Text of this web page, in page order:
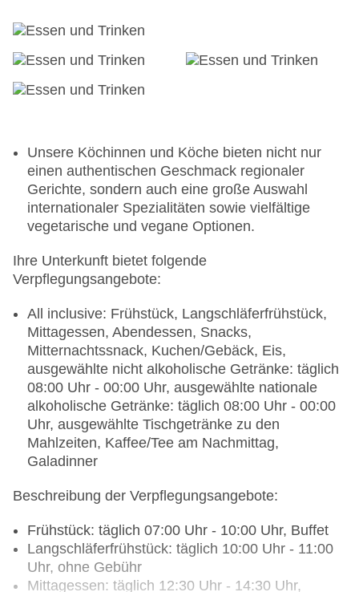
Unsere Köchinnen und Köche bieten nicht nur
einen authentischen Geschmack regionaler
Gerichte, sondern auch eine große Auswahl
internationaler Spezialitäten sowie vielfältige
vegetarische und vegane Optionen.
Ihre Unterkunft bietet folgende
Verpflegungsangebote:
All inclusive: Frühstück, Langschläferfrühstück,
Mittagessen, Abendessen, Snacks,
Mitternachtssnack, Kuchen/Gebäck, Eis,
ausgewählte nicht alkoholische Getränke: täglich
08:00 Uhr - 00:00 Uhr, ausgewählte nationale
alkoholische Getränke: täglich 08:00 Uhr - 00:00
Uhr, ausgewählte Tischgetränke zu den
Mahlzeiten, Kaffee/Tee am Nachmittag,
Galadinner
Beschreibung der Verpflegungsangebote:
Frühstück: täglich 07:00 Uhr - 10:00 Uhr, Buffet
Langschläferfrühstück: täglich 10:00 Uhr - 11:00
Uhr, ohne Gebühr
Mittagessen: täglich 12:30 Uhr - 14:30 Uhr,